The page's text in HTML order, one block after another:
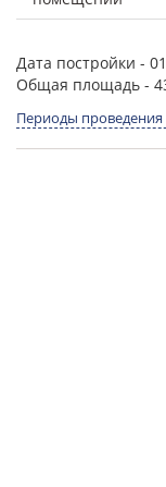
Дата постройки -
Общая площадь -
Периоды